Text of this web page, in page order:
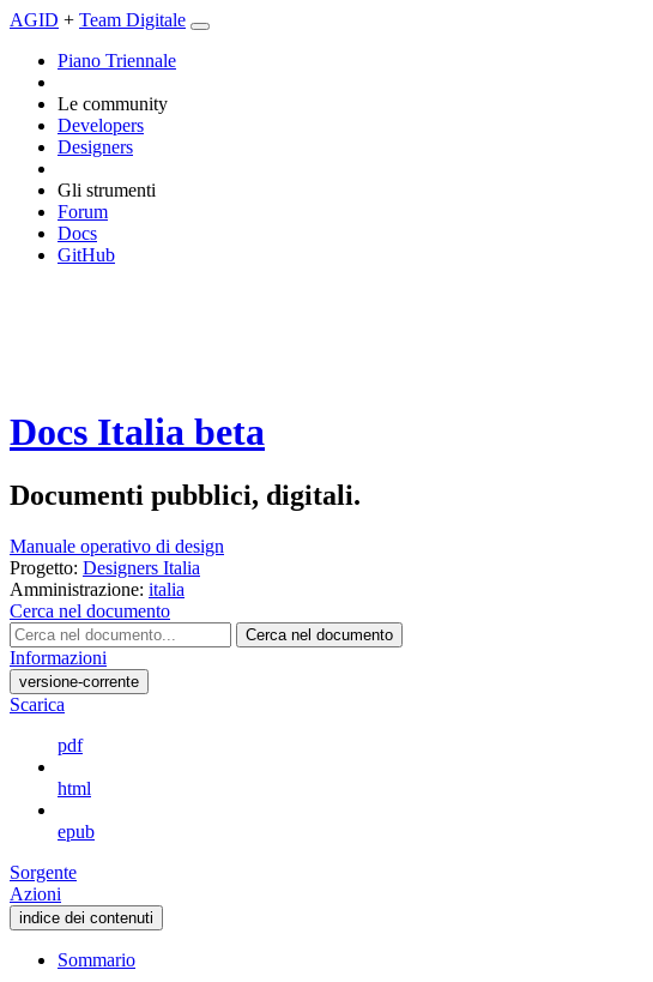
AGID + Team Digitale
Piano Triennale
Le community
Developers
Designers
Gli strumenti
Forum
Docs
GitHub
Docs Italia beta
Documenti pubblici, digitali.
Manuale operativo di design
Progetto: Designers Italia
Amministrazione: italia
Cerca nel documento
Cerca nel documento
Informazioni
versione-corrente
Scarica
pdf
html
epub
Sorgente
Azioni
indice dei contenuti
Sommario